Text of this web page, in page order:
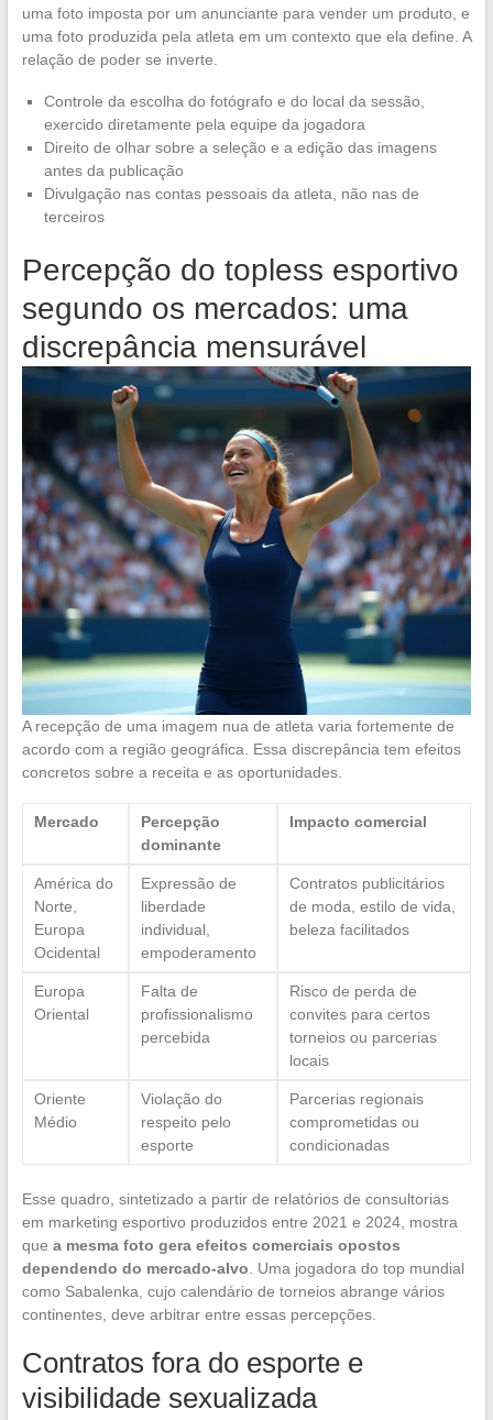
uma foto imposta por um anunciante para vender um produto, e
uma foto produzida pela atleta em um contexto que ela define. A
relação de poder se inverte.
Controle da escolha do fotógrafo e do local da sessão,
exercido diretamente pela equipe da jogadora
Direito de olhar sobre a seleção e a edição das imagens
antes da publicação
Divulgação nas contas pessoais da atleta, não nas de
terceiros
Percepção do topless esportivo
segundo os mercados: uma
discrepância mensurável
A recepção de uma imagem nua de atleta varia fortemente de
acordo com a região geográfica. Essa discrepância tem efeitos
concretos sobre a receita e as oportunidades.
Mercado
Percepção
dominante
Impacto comercial
América do
Norte,
Europa
Ocidental
Expressão de
liberdade
individual,
empoderamento
Contratos publicitários
de moda, estilo de vida,
beleza facilitados
Europa
Oriental
Falta de
profissionalismo
percebida
Risco de perda de
convites para certos
torneios ou parcerias
locais
Oriente
Médio
Violação do
respeito pelo
esporte
Parcerias regionais
comprometidas ou
condicionadas
Esse quadro, sintetizado a partir de relatórios de consultorias
em marketing esportivo produzidos entre 2021 e 2024, mostra
que a mesma foto gera efeitos comerciais opostos
dependendo do mercado-alvo. Uma jogadora do top mundial
como Sabalenka, cujo calendário de torneios abrange vários
continentes, deve arbitrar entre essas percepções.
Contratos fora do esporte e
visibilidade sexualizada